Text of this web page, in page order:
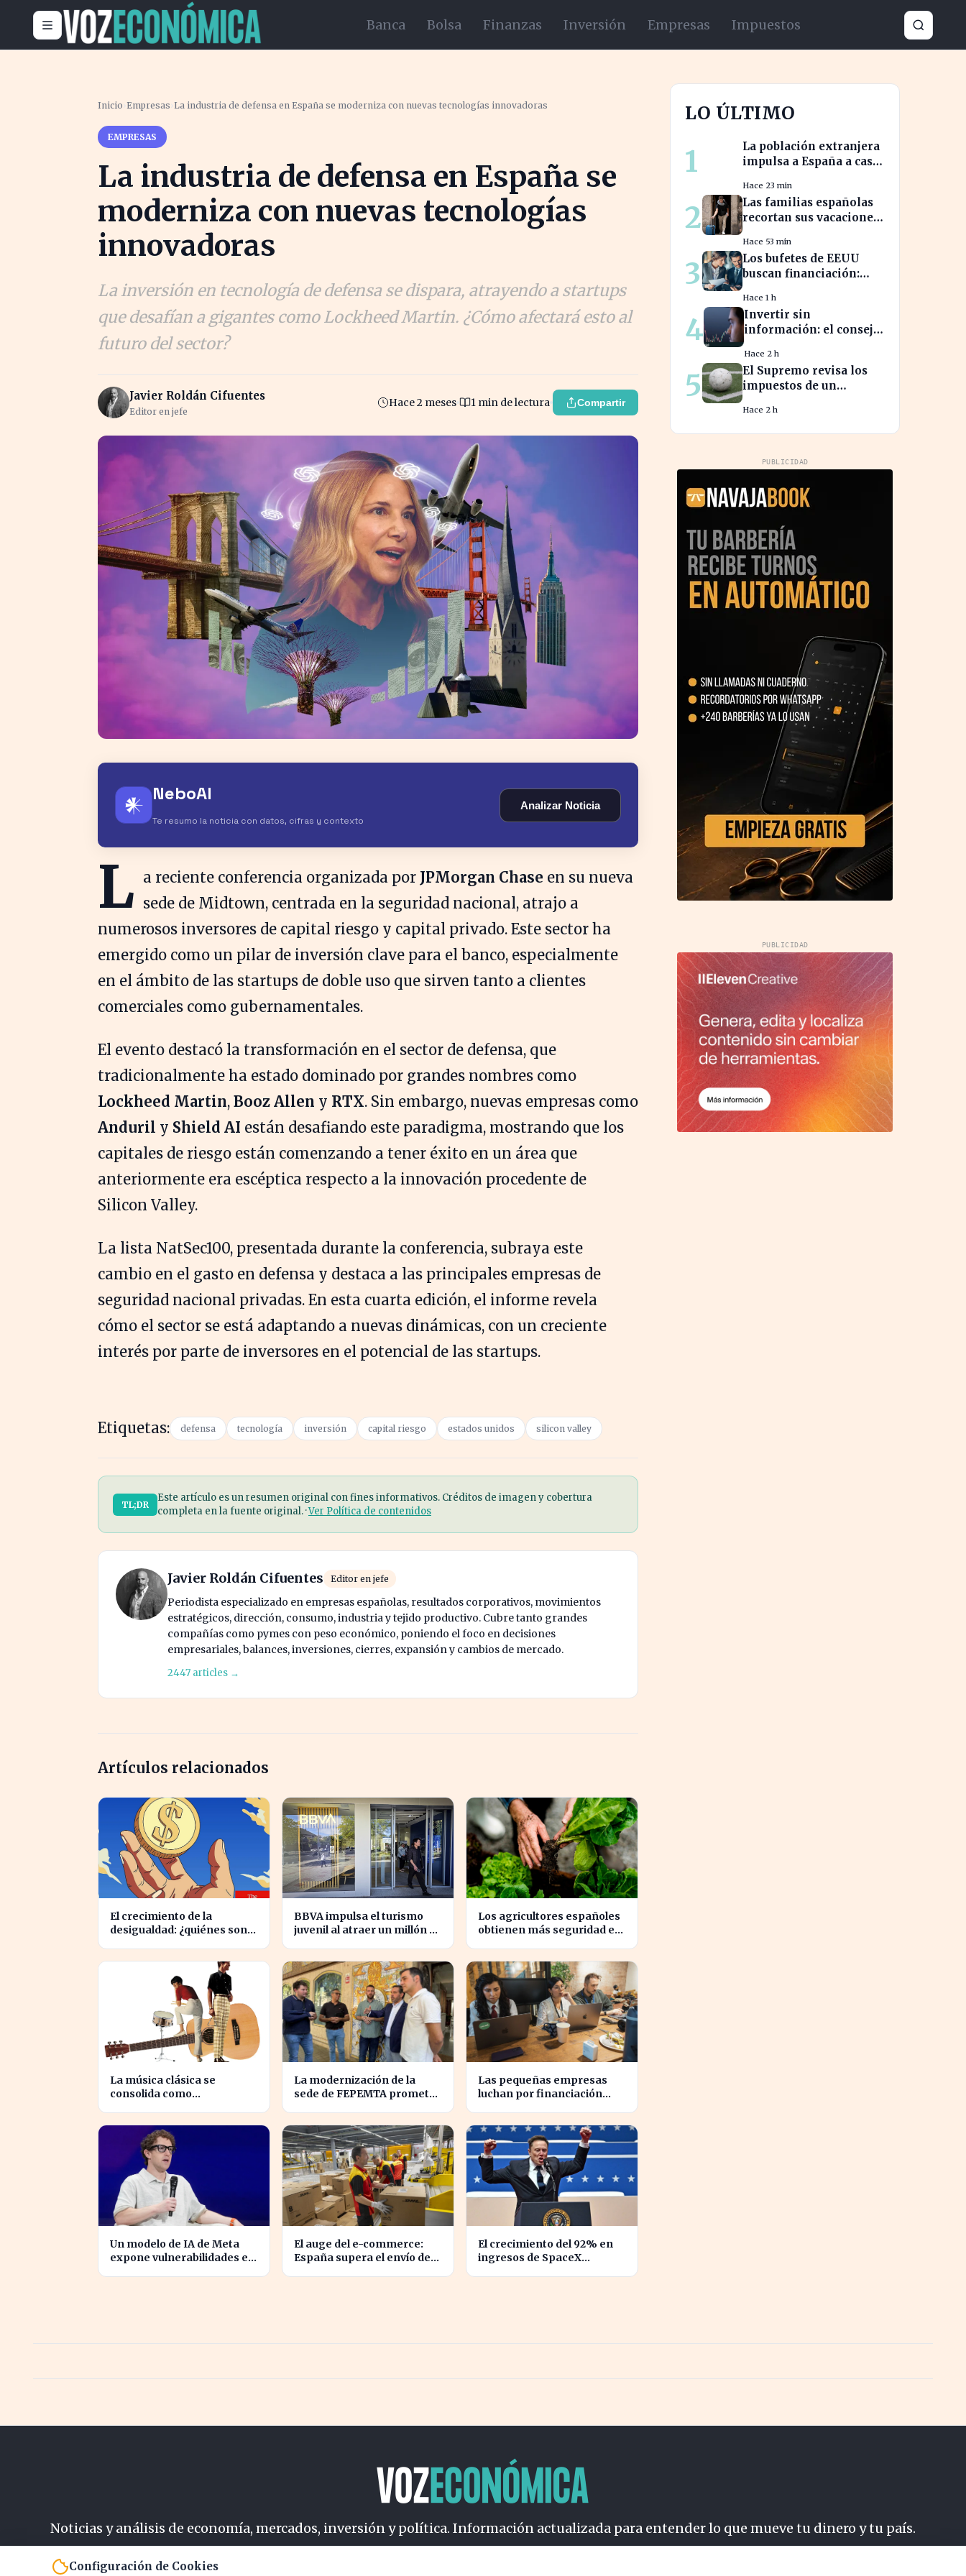
Banca Bolsa Finanzas Inversión Empresas Impuestos
Inicio ›Empresas ›La industria de defensa en España se moderniza con nuevas tecnologías innovadoras
EMPRESAS
La industria de defensa en España se
moderniza con nuevas tecnologías
innovadoras
La inversión en tecnología de defensa se dispara, atrayendo a startups
que desafían a gigantes como Lockheed Martin. ¿Cómo afectará esto al
futuro del sector?
Javier Roldán Cifuentes
Editor en jefe
Hace 2 meses 1 min de lectura Compartir
𒀭 NeboAI
Te resumo la noticia con datos, cifras y contexto
Analizar Noticia
L a reciente conferencia organizada por JPMorgan Chase en su nueva
sede de Midtown, centrada en la seguridad nacional, atrajo a
numerosos inversores de capital riesgo y capital privado. Este sector ha
emergido como un pilar de inversión clave para el banco, especialmente
en el ámbito de las startups de doble uso que sirven tanto a clientes
comerciales como gubernamentales.
El evento destacó la transformación en el sector de defensa, que
tradicionalmente ha estado dominado por grandes nombres como
Lockheed Martin, Booz Allen y RTX. Sin embargo, nuevas empresas como
Anduril y Shield AI están desafiando este paradigma, mostrando que los
capitales de riesgo están comenzando a tener éxito en un área que
anteriormente era escéptica respecto a la innovación procedente de
Silicon Valley.
La lista NatSec100, presentada durante la conferencia, subraya este
cambio en el gasto en defensa y destaca a las principales empresas de
seguridad nacional privadas. En esta cuarta edición, el informe revela
cómo el sector se está adaptando a nuevas dinámicas, con un creciente
interés por parte de inversores en el potencial de las startups.
Etiquetas: defensa tecnología inversión capital riesgo estados unidos silicon valley
TL;DR
Este artículo es un resumen original con fines informativos. Créditos de imagen y cobertura
completa en la fuente original. ·Ver Política de contenidos
Javier Roldán Cifuentes Editor en jefe
Periodista especializado en empresas españolas, resultados corporativos, movimientos
estratégicos, dirección, consumo, industria y tejido productivo. Cubre tanto grandes
compañías como pymes con peso económico, poniendo el foco en decisiones
empresariales, balances, inversiones, cierres, expansión y cambios de mercado.
2447 articles →
Artículos relacionados
El crecimiento de la
desigualdad: ¿quiénes son
BBVA impulsa el turismo
juvenil al atraer un millón de
Los agricultores españoles
obtienen más seguridad en
La música clásica se
consolida como
empresas
La modernización de la
sede de FEPEMTA promete
Las pequeñas empresas
luchan por financiación
Un modelo de IA de Meta
expone vulnerabilidades en
El auge del e-commerce:
España supera el envío de
El crecimiento del 92% en
ingresos de SpaceX
LO ÚLTIMO
1
La población extranjera
impulsa a España a casi
habitantes en cifras
récord
Hace 23 min
2
Las familias españolas
recortan sus vacaciones
adquisitivo en caída
libre
Hace 53 min
3
Los bufetes de EEUU
buscan financiación:
inversión en el sector
legal?
Hace 1 h
4
Invertir sin
información: el consejo
puede costar caro
Hace 2 h
5
El Supremo revisa los
impuestos de un
afectando su patrimonio
en España
Hace 2 h
PUBLICIDAD
PUBLICIDAD
Noticias y análisis de economía, mercados, inversión y política. Información actualizada para entender lo que mueve tu dinero y tu país.
Configuración de Cookies